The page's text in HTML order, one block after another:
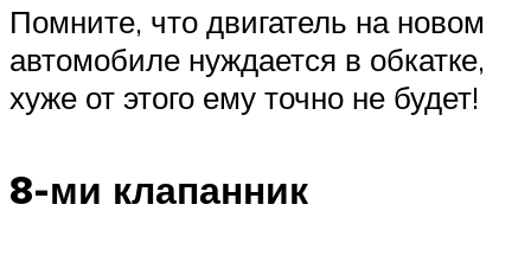
Помните, что двигатель на новом
автомобиле нуждается в обкатке,
хуже от этого ему точно не будет!
8-ми клапанник